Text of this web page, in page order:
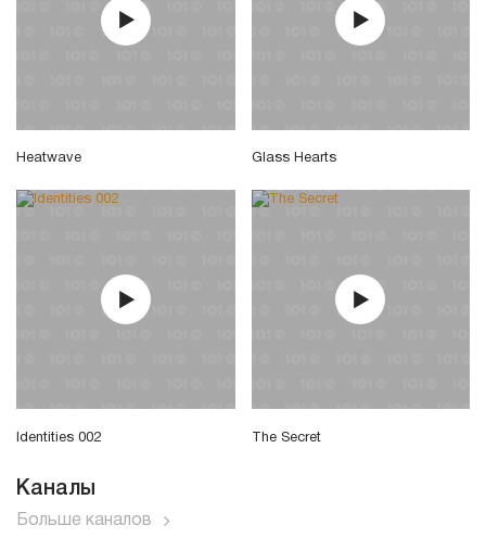
Heatwave Glass Hearts
Identities 002 The Secret
Каналы
Больше каналов